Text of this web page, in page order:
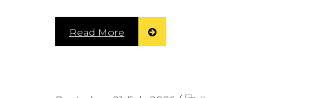
Read More